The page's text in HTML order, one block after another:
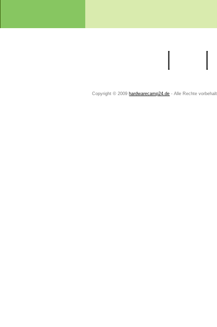
Copyright © 2009 hardwarecamp24.de - Alle Rechte